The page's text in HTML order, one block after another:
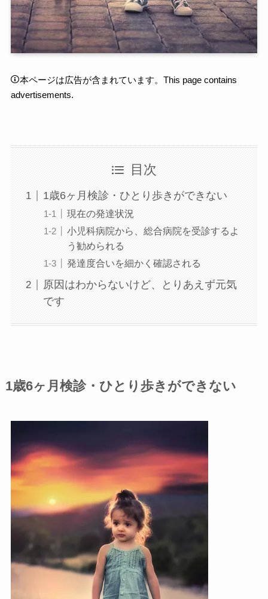
本ページは広告が含まれています。This page contains
advertisements.
目次
1歳6ヶ月検診・ひとり歩きができない
現在の発達状況
小児科病院から、総合病院を受診するよ
う勧められる
発達度合いを細かく確認される
原因はわからないけど、とりあえず元気
です
1歳6ヶ月検診・ひとり歩きができない